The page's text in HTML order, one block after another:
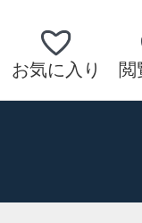
お気に入り 閲